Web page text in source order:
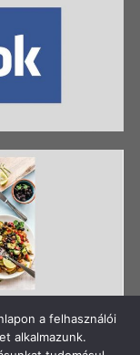
a felhasználói
alkalmazunk.